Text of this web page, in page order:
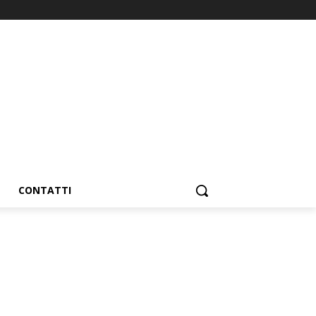
CONTATTI